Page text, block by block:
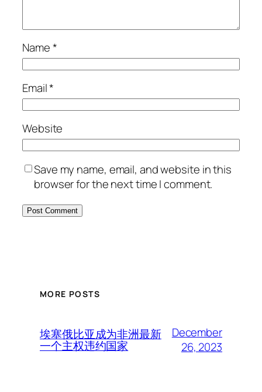
Name*
Email*
Website
Save my name, email, and website in this
browser for the next time I comment.
MORE POSTS
埃塞俄比亚成为非洲最新
一个主权违约国家
December
26, 2023